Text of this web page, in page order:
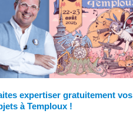
expertiser gratuitement vos
à Temploux !